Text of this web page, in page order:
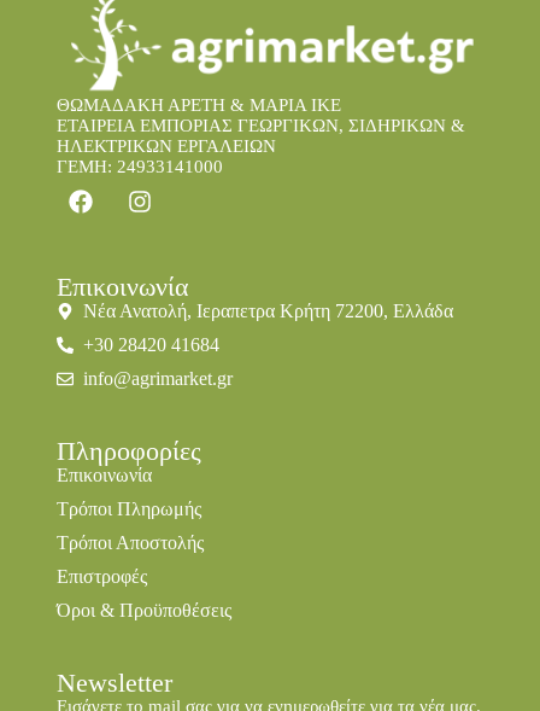
ΘΩΜΑΔΑΚΗ ΑΡΕΤΗ & ΜΑΡΙΑ IKE
ΕΤΑΙΡΕΙΑ ΕΜΠΟΡΙΑΣ ΓΕΩΡΓΙΚΩΝ, ΣΙΔΗΡΙΚΩΝ &
ΗΛΕΚΤΡΙΚΩΝ ΕΡΓΑΛΕΙΩΝ
ΓΕΜΗ: 24933141000
Επικοινωνία
Νέα Ανατολή, Ιεραπετρα Κρήτη 72200, Ελλάδα
+30 28420 41684
info@agrimarket.gr
Πληροφορίες
Επικοινωνία
Τρόποι Πληρωμής
Τρόποι Αποστολής
Επιστροφές
Όροι & Προϋποθέσεις
Newsletter
Εισάγετε το mail σας για να ενημερωθείτε για τα νέα μας.